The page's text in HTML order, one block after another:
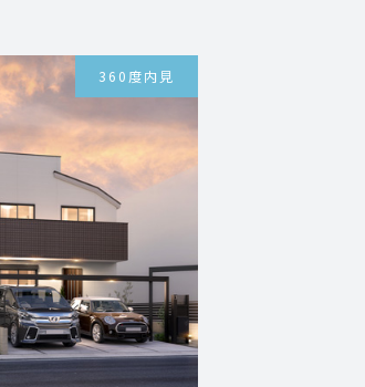
360度内見